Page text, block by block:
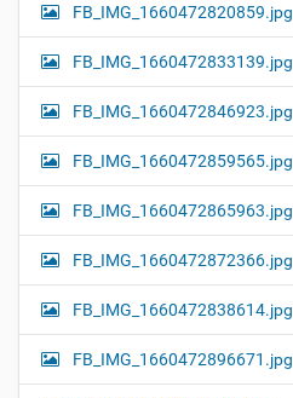
FB_IMG_1660472820859.jpg
FB_IMG_1660472833139.jpg
FB_IMG_1660472846923.jpg
FB_IMG_1660472859565.jpg
FB_IMG_1660472865963.jpg
FB_IMG_1660472872366.jpg
FB_IMG_1660472838614.jpg
FB_IMG_1660472896671.jpg